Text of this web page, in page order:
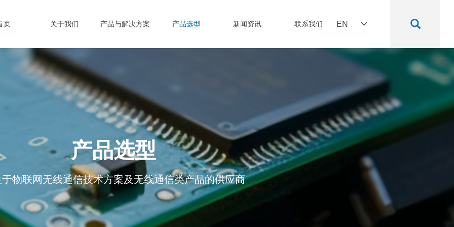
页 关于我们 产品与解决方案 产品选型 新闻资讯 联系我们 EN
产品选型
物联网无线通信技术方案及无线通信类产品的供应商